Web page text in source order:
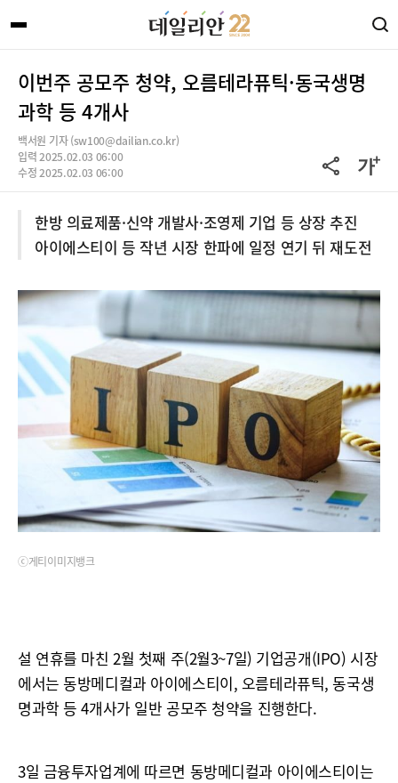
이번주 공모주 청약, 오름테라퓨틱·동국생명
과학 등 4개사
백서원 기자 (sw100@dailian.co.kr)
입력 2025.02.03 06:00
수정 2025.02.03 06:00
한방 의료제품·신약 개발사·조영제 기업 등 상장 추진
아이에스티이 등 작년 시장 한파에 일정 연기 뒤 재도전
ⓒ게티이미지뱅크
설 연휴를 마친 2월 첫째 주(2월3~7일) 기업공개(IPO) 시장
에서는 동방메디컬과 아이에스티이, 오름테라퓨틱, 동국생
명과학 등 4개사가 일반 공모주 청약을 진행한다.
3일 금융투자업계에 따르면 동방메디컬과 아이에스티이는